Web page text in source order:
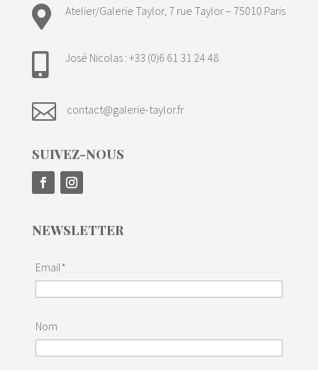
 Atelier/Galerie Taylor, 7 rue Taylor – 75010 Paris
 José Nicolas : +33 (0)6 61 31 24 48
 contact@galerie-taylor.fr
SUIVEZ-NOUS
NEWSLETTER
Email*
Nom